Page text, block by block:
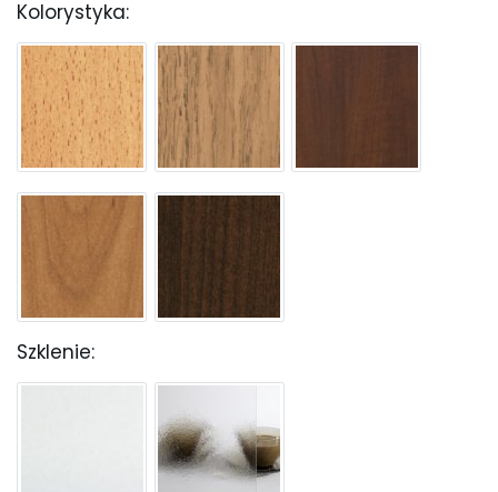
Kolorystyka:
Szklenie: